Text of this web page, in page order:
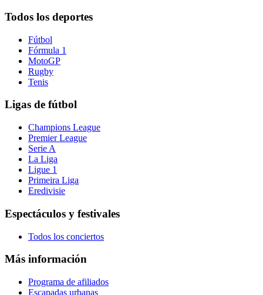
Todos los deportes
Fútbol
Fórmula 1
MotoGP
Rugby
Tenis
Ligas de fútbol
Champions League
Premier League
Serie A
La Liga
Ligue 1
Primeira Liga
Eredivisie
Espectáculos y festivales
Todos los conciertos
Más información
Programa de afiliados
Escapadas urbanas